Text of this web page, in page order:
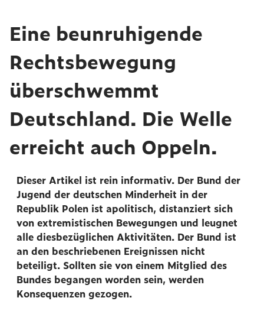
Eine beunruhigende
Rechtsbewegung
überschwemmt
Deutschland. Die Welle
erreicht auch Oppeln.
Dieser Artikel ist rein informativ. Der Bund der
Jugend der deutschen Minderheit in der
Republik Polen ist apolitisch, distanziert sich
von extremistischen Bewegungen und leugnet
alle diesbezüglichen Aktivitäten. Der Bund ist
an den beschriebenen Ereignissen nicht
beteiligt. Sollten sie von einem Mitglied des
Bundes begangen worden sein, werden
Konsequenzen gezogen.